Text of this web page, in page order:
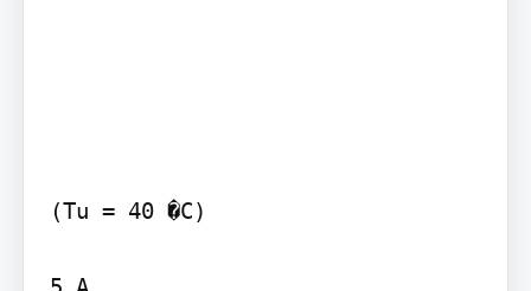
(Tu = 40 �C)